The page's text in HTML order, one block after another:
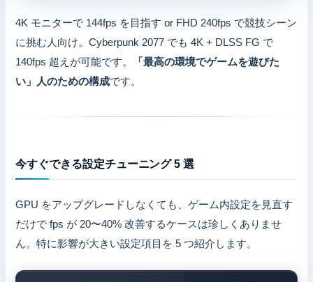
4K モニターで 144fps を目指す or FHD 240fps で競技シーン
に挑む人向け。Cyberpunk 2077 でも 4K + DLSS FG で
140fps 超えが可能です。
「最高の環境でゲームを遊びた
い」人のための構成です。
今すぐできる設定チューニング 5 選
GPU をアップグレードしなくても、ゲーム内設定を見直す
だけで fps が 20〜40% 改善するケースは珍しくありませ
ん。特に影響が大きい設定項目を 5 つ紹介します。